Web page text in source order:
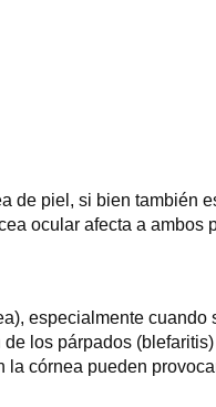
de piel, si bien
ocular afecta a
especialmente
los párpados
córnea pueden